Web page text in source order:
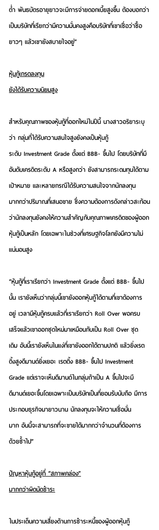
ต่ำ พันธบัตรอายุยาวจะมีการจ่ายดอกเบี้ยสูงขึ้น ต้องบอกว่า
เป็นบริษัทที่เรียกว่ามีความมั่นคงสูงคือบริษัทที่เขาเชื่อว่าซื้อ
ยาวๆ แล้วเขายังสบายใจอยู่”
หุ้นกู้เกรดลงทุน
ยังได้รับความนิยมสูง
สำหรับคุณภาพของหุ้นกู้ที่ออกใหม่ในปีนี้ นางสาวอริยาระบุ
ว่า กลุ่มที่ได้รับความสนใจสูงยังคงเป็นหุ้นกู้
ระดับ Investment Grade ตั้งแต่ BBB- ขึ้นไป โดยบริษัทที่มี
อันดับเครดิตระดับ A หรือสูงกว่า ยังสามารถระดมทุนได้ตาม
เป้าหมาย และหลายกรณีได้รับความสนใจจากนักลงทุน
มากกว่าปริมาณที่เสนอขาย ซึ่งความต้องการดังกล่าวสะท้อน
ว่านักลงทุนยังคงให้ความสำคัญกับคุณภาพเครดิตของผู้ออก
หุ้นกู้เป็นหลัก โดยเฉพาะในช่วงที่เศรษฐกิจโลกยังมีความไม่
แน่นอนสูง
“หุ้นกู้ที่เราเรียกว่า Investment Grade ตั้งแต่ BBB- ขึ้นไป
นั้น เรายังเห็นว่ากลุ่มนี้เขายังออกหุ้นกู้ได้ตามที่เขาต้องการ
อยู่ เวลามีหุ้นกู้ครบแล้วที่เราเรียกว่า Roll Over พอครบ
เสร็จแล้วเขาออกชุดใหม่มาเหมือนกับเป็น Roll Over ชุด
เดิม อันนี้เรายังเห็นในแง่ที่เขายังออกได้ตามปกติ แล้วยิ่งเรต
ติ้งสูงดีมานด์ยิ่งเยอะ เรตติ้ง BBB- ขึ้นไป Investment
Grade แต่เราจะเห็นดีมานด์ในกลุ่มถ้าเป็น A ขึ้นไปจะมี
ดีมานด์เยอะขึ้นโดยเฉพาะเป็นบริษัทเป็นที่ยอมรับนับถือ มีการ
ประกอบธุรกิจมายาวนาน นักลงทุนจะให้ความเชื่อมั่น
มาก อันนี้จะสามารถที่จะขายได้มากกว่าจำนวนที่ต้องการ
ด้วยซ้ำไป”
ปัญหาหุ้นกู้อยู่ที่ “สภาพคล่อง”
มากกว่าผิดนัดชำระ
ในประเด็นความเสี่ยงด้านการชำระหนี้ของผู้ออกหุ้นกู้